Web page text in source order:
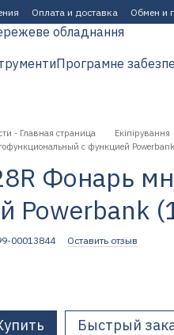
Оплата и доставка Обмен и
обладнання
Програмне
- Главная страница Екіпірування
с функцией
Фонарь
Powerbank
00013844 Оставить отзыв
Быстрый